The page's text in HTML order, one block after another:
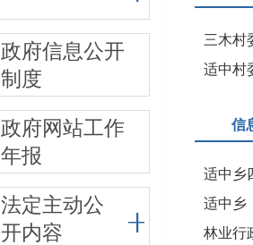
政府信息公开
制度
政府网站工作
年报
法定主动公
开内容
三木村
适中村
信
适中乡
适中乡
林业行